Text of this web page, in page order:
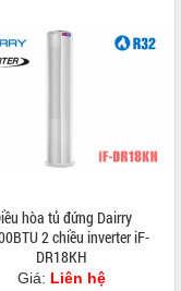
hòa tủ đứng Dairry
2 chiều inverter iF-
DR18KH
Giá: Liên hệ